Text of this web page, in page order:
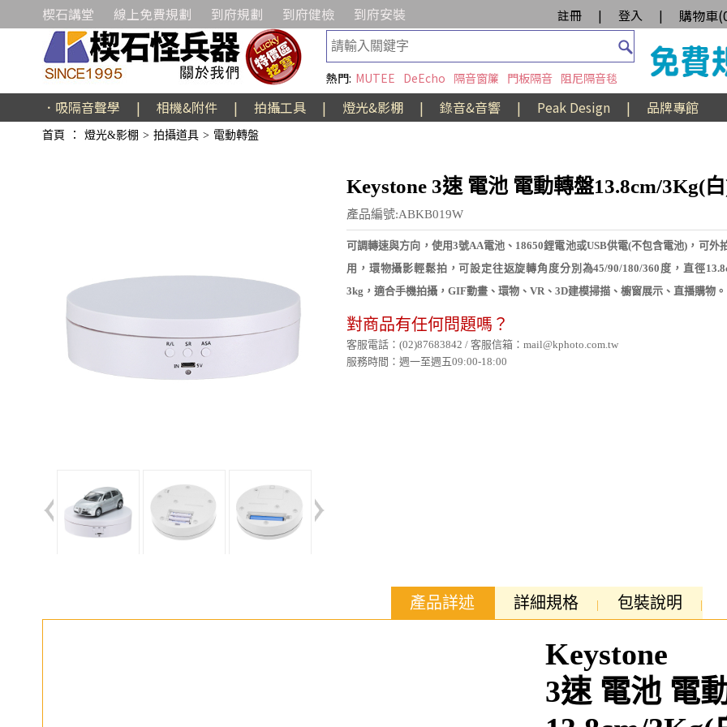
楔石講堂 線上免費規劃 到府規劃 到府健檢 到府安裝 註冊 | 登入 | 購物車(
熱門: MUTEE DeEcho 隔音窗簾 門板隔音 阻尼隔音毯
．吸隔音聲學 | 相機&附件 | 拍攝工具 | 燈光&影棚 | 錄音&音響 | Peak Design | 品牌專館
首頁 ： 燈光&影棚 > 拍攝道具 > 電動轉盤
Keystone 3速 電池 電動轉盤13.8cm/3Kg(
產品編號:ABKB019W
可調轉速與方向，使用3號AA電池、18650鋰電池或USB供電(不包含電池)，可外
用，環物攝影輕鬆拍，可設定往返旋轉角度分別為45/90/180/360度，直徑
3kg，適合手機拍攝，GIF動畫、環物、VR、3D建模掃描、櫥窗展示、直播購物。
對商品有任何問題嗎？
客服電話：(02)87683842 / 客服信箱：mail@kphoto.com.tw
服務時間：週一至週五09:00-18:00
產品詳述 詳細規格 包裝說明
Keystone
3速 電池 電